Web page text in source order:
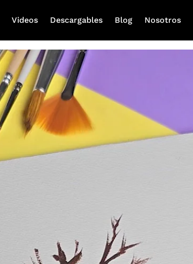
Videos Descargables Blog Nosotros